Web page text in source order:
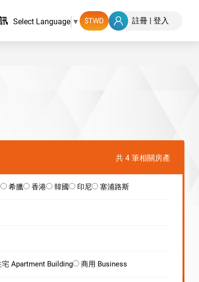
Select Language ▼ 註冊 |登入
共 4 筆相關房產
希臘 香港 韓國 印尼 塞浦路斯
宅 Apartment Building 商用 Business